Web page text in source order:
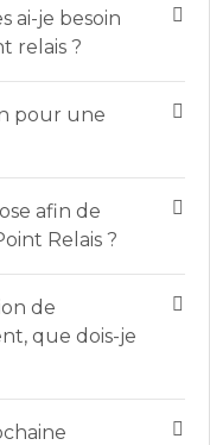
ai-je besoin
relais ?
pour une
afin de
Relais ?
de
que dois-je